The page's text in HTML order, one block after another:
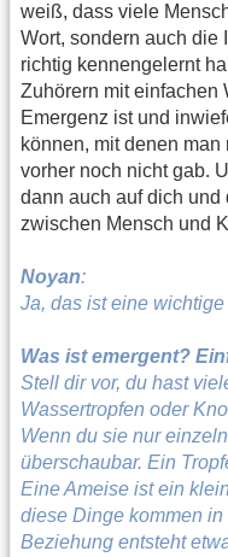
weiß, dass viele
Wort, sondern auch die
richtig kennengelernt
Zuhörern mit einfachen
Emergenz ist und
können, mit denen
vorher noch nicht gab.
dann auch auf dich und
zwischen Mensch und
Noyan:
Ja, das ist eine
Was ist emergent?
Stell dir vor, du hast
Wassertropfen oder
Wenn du sie nur
überschaubar. Ein
Eine Ameise ist ein
diese Dinge kommen
Beziehung entsteht